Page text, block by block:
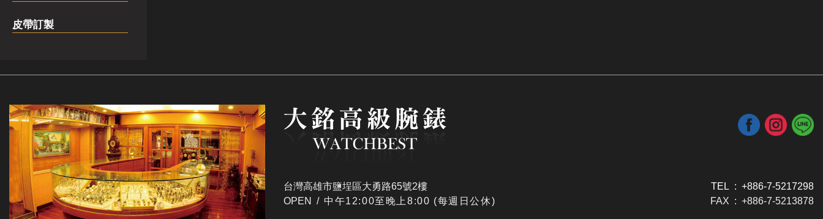
皮帶訂製
台灣高雄市鹽埕區大勇路65號2樓
OPEN / ​中午12:00至晚上8:00 (每週日公休)
TEL : +886-7-5217298
FAX : +886-7-5213878